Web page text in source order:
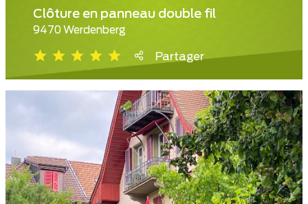
Clôture en panneau double fil
9470 Werdenberg
Partager